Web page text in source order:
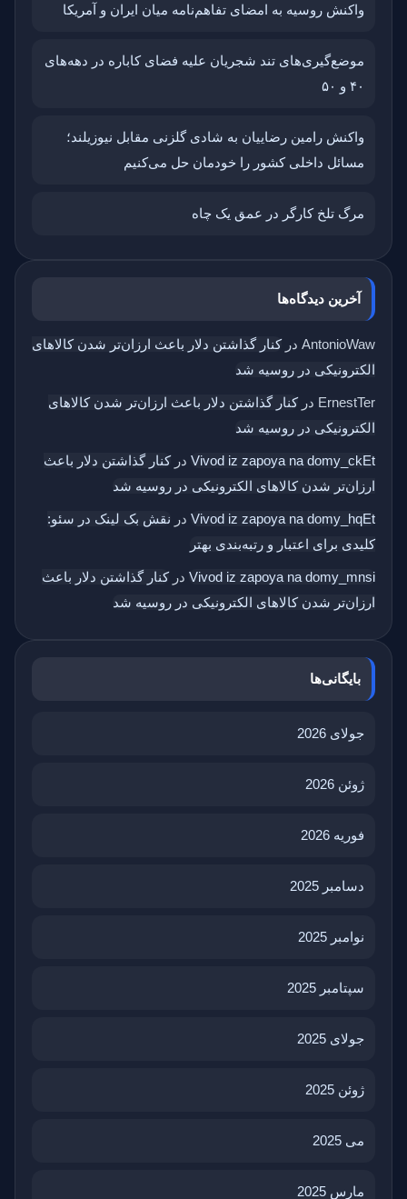
واکنش روسیه به امضای تفاهم‌نامه میان ایران و آمریکا
موضع‌گیری‌های تند شجریان علیه فضای کاباره در دهه‌های
۴۰ و ۵۰
واکنش رامین رضاییان به شادی گلزنی مقابل نیوزیلند؛
مسائل داخلی کشور را خودمان حل می‌کنیم
مرگ تلخ کارگر در عمق یک چاه
آخرین دیدگاه‌ها
AntonioWaw درکنار گذاشتن دلار باعث ارزان‌تر شدن کالاهای
الکترونیکی در روسیه شد
ErnestTer درکنار گذاشتن دلار باعث ارزان‌تر شدن کالاهای
الکترونیکی در روسیه شد
Vivod iz zapoya na domy_ckEt درکنار گذاشتن دلار باعث
ارزان‌تر شدن کالاهای الکترونیکی در روسیه شد
Vivod iz zapoya na domy_hqEt در نقش بک‌ لینک در سئو:
کلیدی برای اعتبار و رتبه‌بندی بهتر
Vivod iz zapoya na domy_mnsi درکنار گذاشتن دلار باعث
ارزان‌تر شدن کالاهای الکترونیکی در روسیه شد
بایگانی‌ها
جولای 2026
ژوئن 2026
فوریه 2026
دسامبر 2025
نوامبر 2025
سپتامبر 2025
جولای 2025
ژوئن 2025
می 2025
مارس 2025